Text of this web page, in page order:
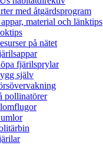
med åtgärdsprogram
material och länktips
på nätet
fjärilsprylar
själv
pollinatörer